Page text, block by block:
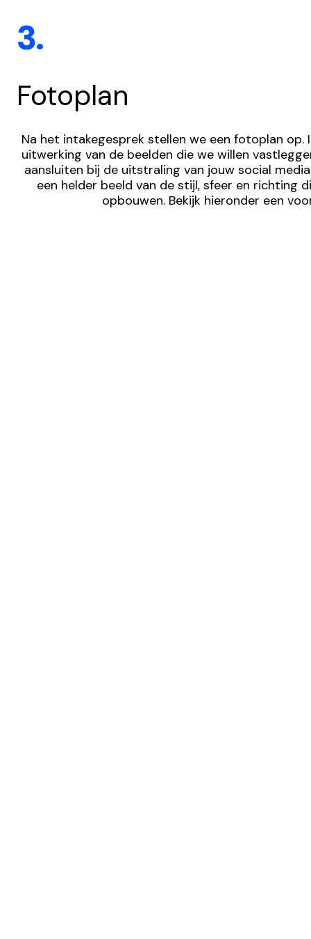
3.
Fotoplan
Na het intakegesprek stellen we een fotoplan op.
uitwerking van de beelden die we willen
aansluiten bij de uitstraling van jouw social
een helder beeld van de stijl, sfeer en richting
opbouwen. Bekijk hieronder een